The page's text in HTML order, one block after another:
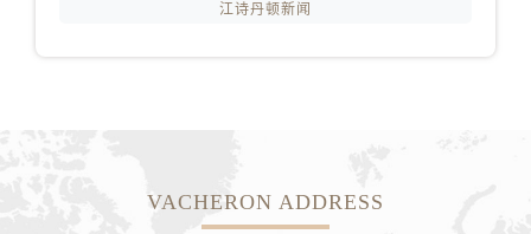
江诗丹顿新闻
VACHERON ADDRESS